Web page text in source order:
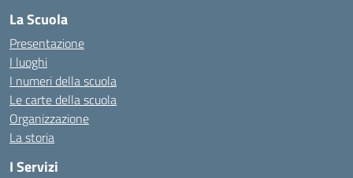
La Scuola
Presentazione
I luoghi
I numeri della scuola
Le carte della scuola
Organizzazione
La storia
I Servizi